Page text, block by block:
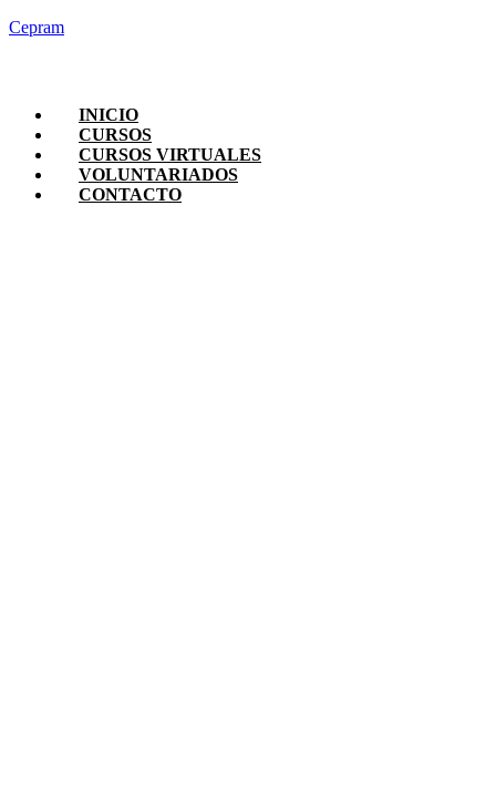
Cepram
INICIO
CURSOS
CURSOS VIRTUALES
VOLUNTARIADOS
CONTACTO